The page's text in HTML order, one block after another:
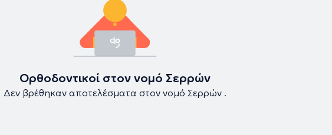
Ορθοδοντικοί στον νομό Σερρών
Δεν βρέθηκαν αποτελέσματα στον νομό Σερρών .